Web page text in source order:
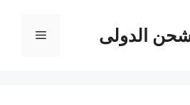
الدولى القائمة